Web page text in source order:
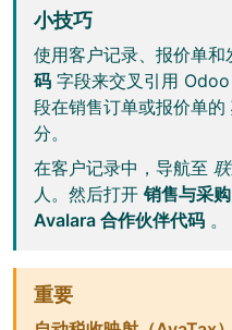
小技巧
使用客户记录、报价单和
码 字段来交叉引用
段在销售订单或报价单的
分。
在客户记录中，导航至
人。然后打开销售与采购
Avalara 合作伙伴代码 。
重要